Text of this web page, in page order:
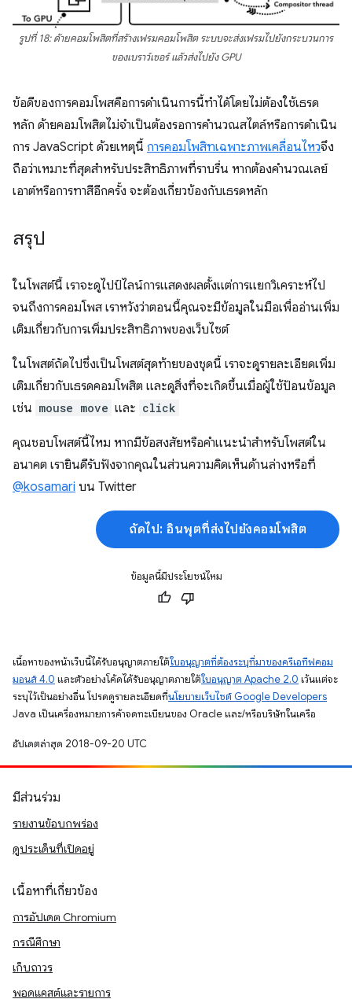
รูปที่ 18: ด้ายคอมโพสิตที่สร้างเฟรมคอมโพสิต ระบบจะส่งเฟรมไปยังกระบวนการ
ของเบราว์เซอร์ แล้วส่งไปยัง GPU
ข้อดีของการคอมโพสคือการดําเนินการนี้ทำได้โดยไม่ต้องใช้เธรด
หลัก ด้ายคอมโพสิตไม่จำเป็นต้องรอการคำนวณสไตล์หรือการดำเนิน
การ JavaScript ด้วยเหตุนี้ การคอมโพสิทเฉพาะภาพเคลื่อนไหวจึง
ถือว่าเหมาะที่สุดสำหรับประสิทธิภาพที่ราบรื่น หากต้องคำนวณเลย์
เอาต์หรือการทาสีอีกครั้ง จะต้องเกี่ยวข้องกับเธรดหลัก
สรุป
ในโพสต์นี้ เราจะดูไปป์ไลน์การแสดงผลตั้งแต่การแยกวิเคราะห์ไป
จนถึงการคอมโพส เราหวังว่าตอนนี้คุณจะมีข้อมูลในมือเพื่ออ่านเพิ่ม
เติมเกี่ยวกับการเพิ่มประสิทธิภาพของเว็บไซต์
ในโพสต์ถัดไปซึ่งเป็นโพสต์สุดท้ายของชุดนี้ เราจะดูรายละเอียดเพิ่ม
เติมเกี่ยวกับเธรดคอมโพสิต และดูสิ่งที่จะเกิดขึ้นเมื่อผู้ใช้ป้อนข้อมูล
เช่น mouse move และ click
คุณชอบโพสต์นี้ไหม หากมีข้อสงสัยหรือคำแนะนำสำหรับโพสต์ใน
อนาคต เรายินดีรับฟังจากคุณในส่วนความคิดเห็นด้านล่างหรือที่
@kosamari บน Twitter
ถัดไป: อินพุตที่ส่งไปยังคอมโพสิต
ข้อมูลนี้มีประโยชน์ไหม
เนื้อหาของหน้าเว็บนี้ได้รับอนุญาตภายใต้ใบอนุญาตที่ต้องระบุที่มาของครีเอทีฟคอม
มอนส์ 4.0 และตัวอย่างโค้ดได้รับอนุญาตภายใต้ใบอนุญาต Apache 2.0 เว้นแต่จะ
ระบุไว้เป็นอย่างอื่น โปรดดูรายละเอียดที่นโยบายเว็บไซต์ Google Developers
Java เป็นเครื่องหมายการค้าจดทะเบียนของ Oracle และ/หรือบริษัทในเครือ
อัปเดตล่าสุด 2018-09-20 UTC
มีส่วนร่วม
รายงานข้อบกพร่อง
ดูประเด็นที่เปิดอยู่
เนื้อหาที่เกี่ยวข้อง
การอัปเดต Chromium
กรณีศึกษา
เก็บถาวร
พอดแคสต์และรายการ